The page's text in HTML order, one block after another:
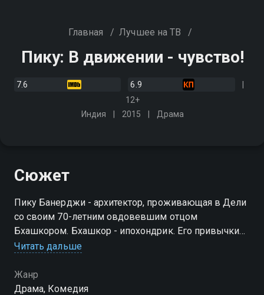
Главная / Лучшее на ТВ /
Пику: В движении - чувство!
7.6
6.9
12+
Индия
2015 Драма
Сюжет
Пику Банерджи - архитектор, проживающая в Дели
со своим 70-летним овдовевшим отцом
Бхашкором. Бхашкор - ипохондрик. Его привычки
часто приводят к ссорам с Пику, слугами и Чхоби
часто навещает их
Читать дальше
Жанр
Драма, Комедия